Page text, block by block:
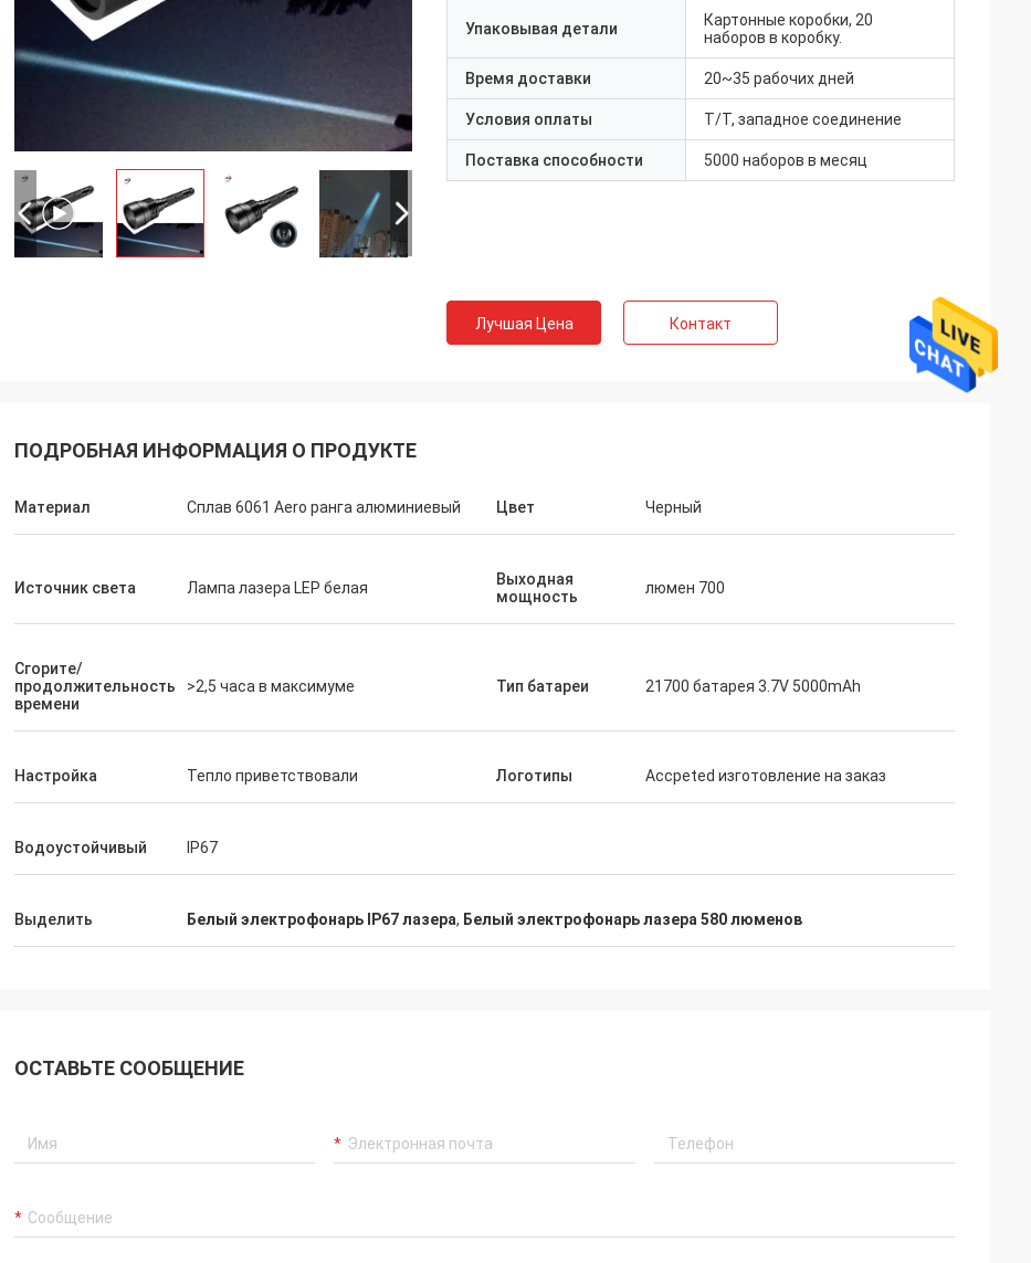
Очень приспосабливать и хорошо
наших потребностей. Определенно
сделает заказ будущий заказ.
Фантастические сообщение и очень
знающий. Быстрые обслуживание и
Упаковывая детали
Картонные коробки, 20
наборов в коробку.
Время доставки 20~35 рабочих дней
Условия оплаты T/T, западное соединение
Поставка способности 5000 наборов в месяц
Лучшая Цена Контакт
ПОДРОБНАЯ ИНФОРМАЦИЯ О ПРОДУКТЕ
Материал Сплав 6061 Aero ранга алюминиевый Цвет Черный
Источник света Лампа лазера LEP белая
Выходная
мощность
люмен 700
Сгорите/
продолжительность
времени
>2,5 часа в максимуме Тип батареи 21700 батарея 3.7V 5000mAh
Настройка Тепло приветствовали Логотипы Accpeted изготовление на заказ
Водоустойчивый IP67
Выделить Белый электрофонарь IP67 лазера, Белый электрофонарь лазера 580 люменов
ОСТАВЬТЕ СООБЩЕНИЕ